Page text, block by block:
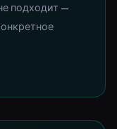
подходит —